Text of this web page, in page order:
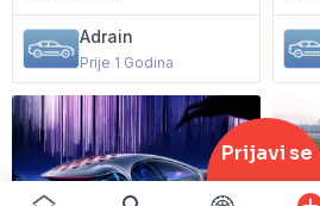
Adrain
Prije 1 Godina
Prijavi se